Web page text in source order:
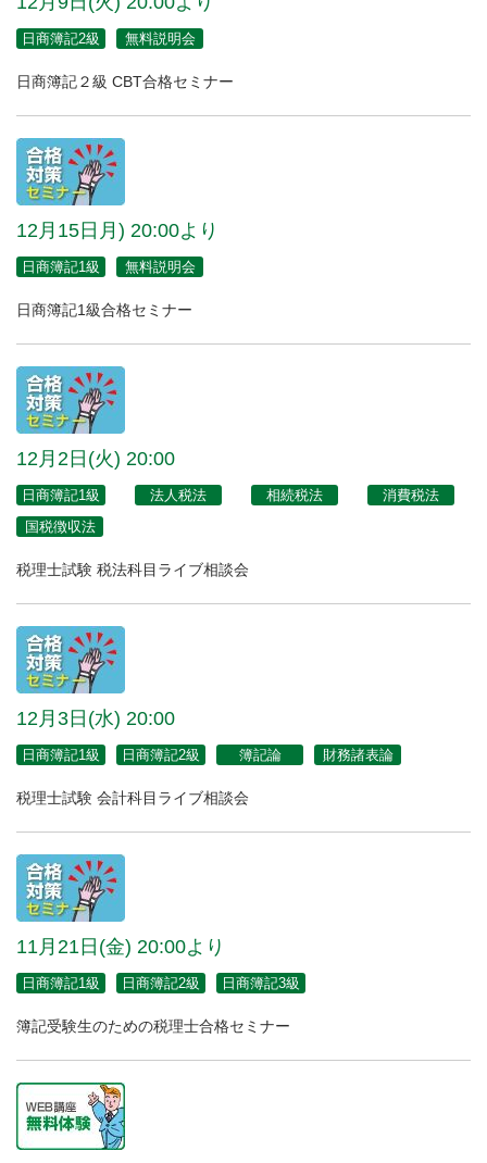
日商簿記2級 無料説明会
日商簿記２級 CBT合格セミナー
12月15日月) 20:00より
日商簿記1級 無料説明会
日商簿記1級合格セミナー
12月2日(火) 20:00
日商簿記1級 法人税法 相続税法
消費税法
国税徴収法
税理士試験 税法科目ライブ相談会
12月3日(水) 20:00
日商簿記1級 日商簿記2級 簿記論 財務諸表論
税理士試験 会計科目ライブ相談会
11月21日(金) 20:00より
日商簿記1級 日商簿記2級 日商簿記3級
簿記受験生のための税理士合格セミナー